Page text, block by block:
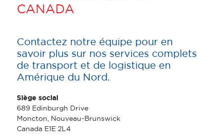
CANADA
Contactez notre équipe pour en
savoir plus sur nos services complets
de transport et de logistique en
Amérique du Nord.
Siège social
689 Edinburgh Drive
Moncton, Nouveau-Brunswick
Canada E1E 2L4